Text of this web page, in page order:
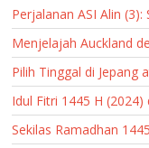
Perjalanan ASI Alin
Menjelajah Auckland
Pilih Tinggal di Jepang
Idul Fitri 1445 H (2024)
Sekilas Ramadhan